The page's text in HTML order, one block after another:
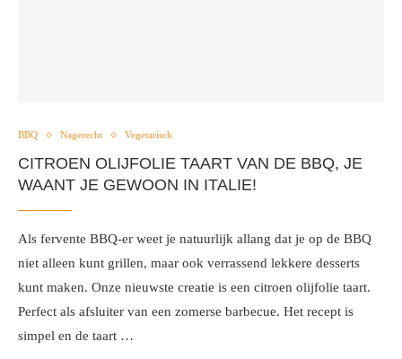
BBQ Nagerecht Vegetarisch
CITROEN OLIJFOLIE TAART VAN DE BBQ, JE
WAANT JE GEWOON IN ITALIE!
Als fervente BBQ-er weet je natuurlijk allang dat je op de BBQ
niet alleen kunt grillen, maar ook verrassend lekkere desserts
kunt maken. Onze nieuwste creatie is een citroen olijfolie taart.
Perfect als afsluiter van een zomerse barbecue. Het recept is
simpel en de taart …